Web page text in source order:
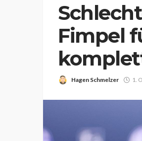
Fimpel
Hagen Schmelzer 1.